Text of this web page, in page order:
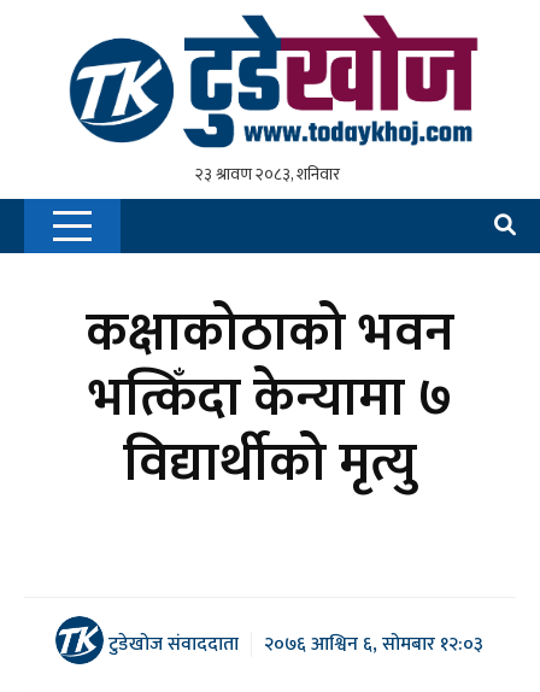
कक्षाकोठाको भवन
भत्किँदा केन्यामा ७
विद्यार्थीको मृत्यु
टुडेखोज संवाददाता २०७६ आश्विन ६, सोमबार १२:०३